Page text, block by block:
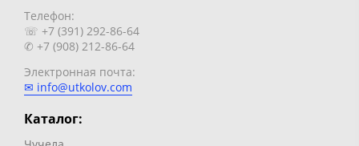
Телефон:
☏ +7 (391) 292-86-64
✆ +7 (908) 212-86-64
Электронная почта:
✉ info@utkolov.com
Каталог: